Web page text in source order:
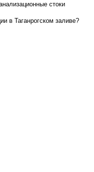
стоки
в Таганрогском заливе?